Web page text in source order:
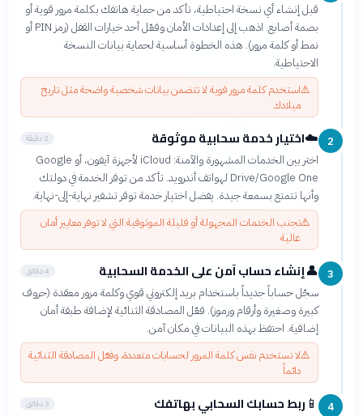
قبل إنشاء أي نسخة احتياطية، تأكد من حماية هاتفك بكلمة مرور قوية أو
بصمة أصابع. اذهب إلى إعدادات الأمان وفعّل أحد خيارات القفل (رمز PIN أو
نمط أو كلمة مرور). هذه الخطوة أساسية لحماية بيانات النسخة
الاحتياطية.
⚠️استخدم كلمة مرور قوية لا تتضمن بيانات شخصية واضحة مثل تاريخ
ميلادك
2
☁️اختيار خدمة سحابية موثوقة 2 دقيقة
اختر بين الخدمات المشهورة والآمنة: iCloud لأجهزة آيفون، أو Google
Drive/Google One لهواتف أندرويد. تأكد من توفر الخدمة في دولتك
وأنها تتمتع بسمعة جيدة. يفضل اختيار خدمة توفر تشفير نهاية-إلى-نهاية.
⚠️تجنب الخدمات المجهولة أو قليلة الموثوقية التي لا توفر معايير أمان
عالية
3
👤إنشاء حساب آمن على الخدمة السحابية 4 دقائق
سجّل حساباً جديداً باستخدام بريد إلكتروني قوي وكلمة مرور معقدة (حروف
كبيرة وصغيرة وأرقام ورموز). فعّل المصادقة الثنائية لإضافة طبقة أمان
إضافية. احتفظ بهذه البيانات في مكان آمن.
⚠️لا تستخدم نفس كلمة المرور لحسابات متعددة، وفعّل المصادقة الثنائية
دائماً
4
📱 ربط حسابك السحابي بهاتفك 3 دقائق